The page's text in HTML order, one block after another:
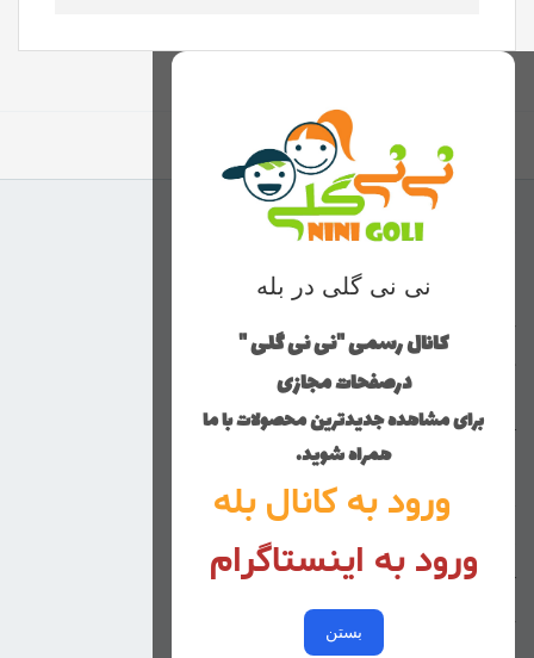
نی نی گلی در بله
کانال رسمی "نی نی گلی "
درصفحات مجازی
برای مشاهده جدیدترین محصولات با ما
همراه شوید.
ورود به کانال بله
ورود به اینستاگرام
بستن
برگشت به بالا
منوی وب‌سایت
خانه
کوچولوهای نی نی گلی
تماس با ما
کد پیگیری سفارشات
خرید عمده